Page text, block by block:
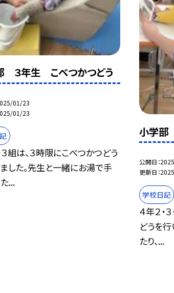
３年生 こべつかつどう
01/23
01/23
３組は、３時限にこべつかつどう
した。先生と一緒にお湯で手
...
小学部
公開日
更新日
学校日記
４年２・
どうを
たり、...